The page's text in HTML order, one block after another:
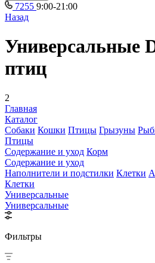
7255 9:00-21:00
Назад
Универсальные
птиц
2
Главная
Каталог
Собаки Кошки Птицы Грызуны
Птицы
Содержание и уход Корм
Содержание и уход
Наполнители и подстилки Клетки
Клетки
Универсальные
Универсальные
Фильтры